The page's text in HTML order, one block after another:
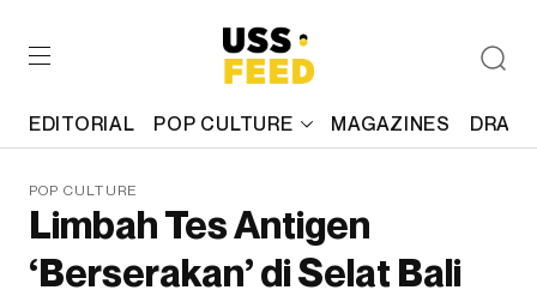
EDITORIAL POP CULTURE MAGAZINES
POP CULTURE
Limbah Tes Antigen
‘Berserakan’ di Selat Bali